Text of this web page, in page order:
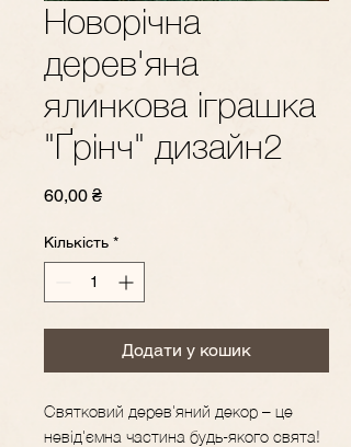
Новорічна
дерев'яна
ялинкова іграшка
"Ґрінч" дизайн2
60,00 ₴Ціна
Кількість *
Додати у кошик
Святковий дерев'яний декор – це
невід'ємна частина будь-якого свята!